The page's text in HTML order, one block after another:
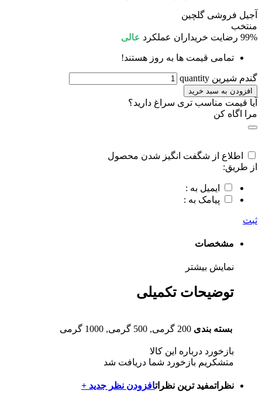
آجیل فروشی گلچین
منتخب
99% رضایت خریداران عملکرد عالی
تمامی قیمت ها به روز هستند!
گندم شیرین quantity
افزودن به سبد خرید
آیا قیمت مناسب تری سراغ دارید؟
مرا اگاه کن
اطلاع از شگفت انگیز شدن محصول
از طریق:
ایمیل به :
پیامک به :
ثبت
مشخصات
نمایش بیشتر
توضیحات تکمیلی
بسته بندی 200 گرمی, 500 گرمی, 1000 گرمی
بازخورد درباره این کالا
متشکریم بازخورد شما دریافت شد
نظراتمفید ترین نظراتافزودن نظر جدید +